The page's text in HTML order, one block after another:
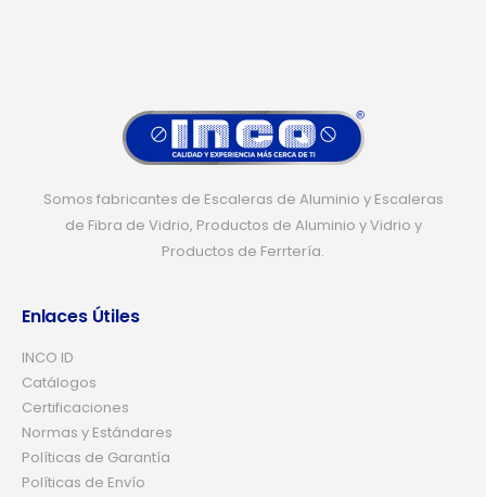
Somos fabricantes de Escaleras de Aluminio y Escaleras
de Fibra de Vidrio, Productos de Aluminio y Vidrio y
Productos de Ferrtería.
Enlaces Útiles
INCO ID
Catálogos
Certificaciones
Normas y Estándares
Políticas de Garantía
Políticas de Envío